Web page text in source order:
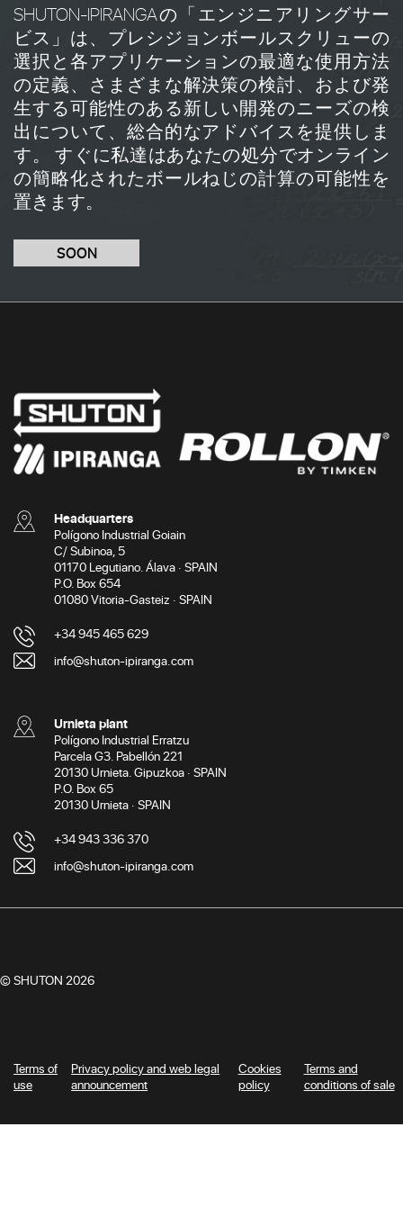
SHUTON-IPIRANGAの「エンジニアリングサー
ビス」は、プレシジョンボールスクリューの
選択と各アプリケーションの最適な使用方法
の定義、さまざまな解決策の検討、および発
生する可能性のある新しい開発のニーズの検
出について、総合的なアドバイスを提供しま
す。 すぐに私達はあなたの処分でオンライン
の簡略化されたボールねじの計算の可能性を
置きます。
SOON
Headquarters
Polígono Industrial Goiain
C/ Subinoa, 5
01170 Legutiano. Álava · SPAIN
P.O. Box 654
01080 Vitoria-Gasteiz · SPAIN
+34 945 465 629
info@shuton-ipiranga.com
Urnieta plant
Polígono Industrial Erratzu
Parcela G3. Pabellón 221
20130 Urnieta. Gipuzkoa · SPAIN
P.O. Box 65
20130 Urnieta · SPAIN
+34 943 336 370
info@shuton-ipiranga.com
© SHUTON 2026
Terms of
use
Privacy policy and web legal
announcement
Cookies
policy
Terms and
conditions of sale